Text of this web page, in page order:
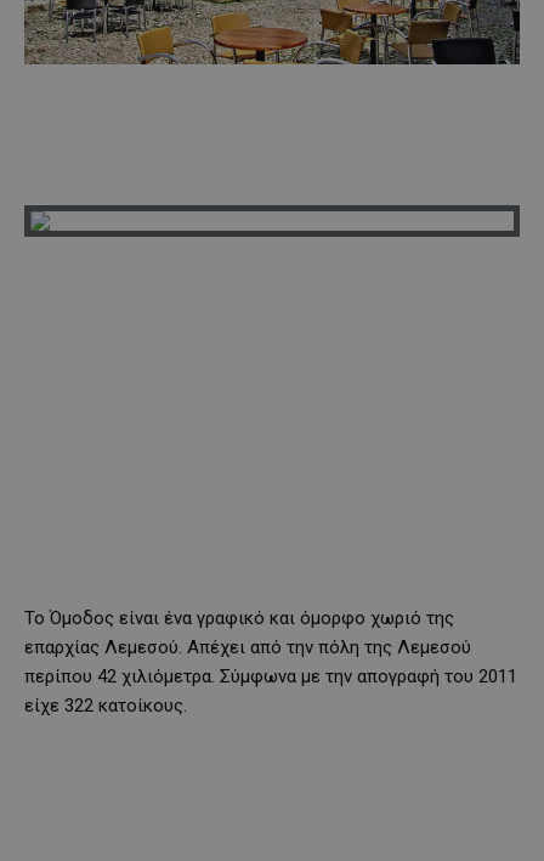
Το Όμοδος είναι ένα γραφικό και όμορφο χωριό της
επαρχίας Λεμεσού. Απέχει από την πόλη της Λεμεσού
περίπου 42 χιλιόμετρα. Σύμφωνα με την απογραφή του 2011
είχε 322 κατοίκους.